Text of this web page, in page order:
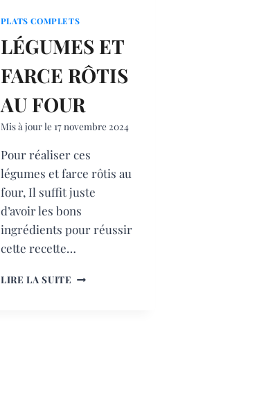
PLATS COMPLETS
LÉGUMES ET
FARCE RÔTIS
AU FOUR
Mis à jour le 17 novembre 2024
Pour réaliser ces
légumes et farce rôtis au
four, Il suffit juste
d’avoir les bons
ingrédients pour réussir
cette recette…
LIRE LA SUITE LÉGUMES